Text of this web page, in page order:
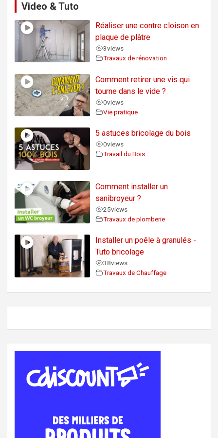
Video & Tuto
Réaliser une contre cloison en
plaque de plâtre
3views
Travaux de rénovation
Comment retirer une vis qui
tourne dans le vide ?
0views
Vie pratique
5 astuces bricolage du bois
0views
Travail du Bois
Comment installer un
sanibroyeur ?
25views
Travaux de plomberie
Installer un poêle à granulés -
Tuto bricolage
38views
Travaux de Chauffage